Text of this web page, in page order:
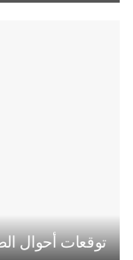
توقعات أحوال